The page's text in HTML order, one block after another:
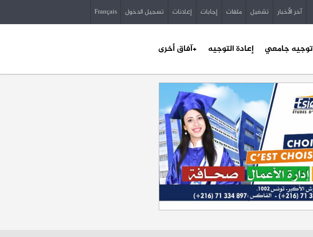
آخر الأخبار تشغيل ملفات إجابات إعلانات تسجيل الدخول Français
توجيه جامعي إعادة التوجيه +آفاق أخرى